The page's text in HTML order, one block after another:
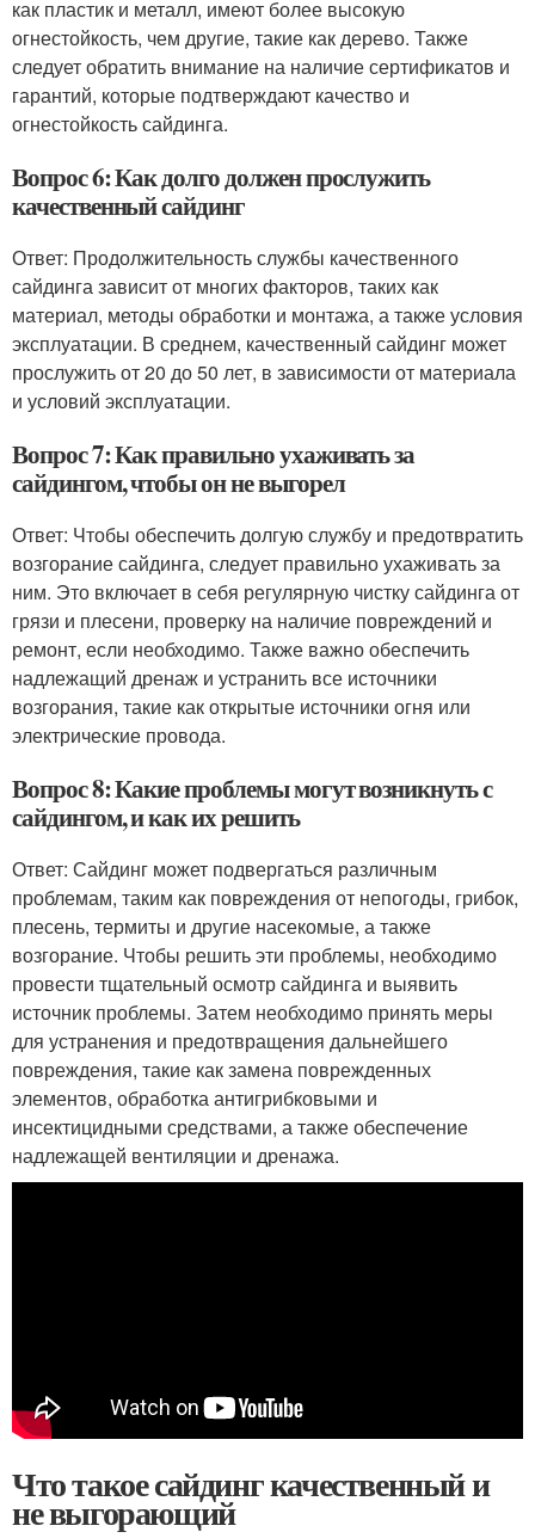
как пластик и металл, имеют более высокую
огнестойкость, чем другие, такие как дерево. Также
следует обратить внимание на наличие сертификатов и
гарантий, которые подтверждают качество и
огнестойкость сайдинга.
Вопрос 6: Как долго должен прослужить
качественный сайдинг
Ответ: Продолжительность службы качественного
сайдинга зависит от многих факторов, таких как
материал, методы обработки и монтажа, а также условия
эксплуатации. В среднем, качественный сайдинг может
прослужить от 20 до 50 лет, в зависимости от материала
и условий эксплуатации.
Вопрос 7: Как правильно ухаживать за
сайдингом, чтобы он не выгорел
Ответ: Чтобы обеспечить долгую службу и предотвратить
возгорание сайдинга, следует правильно ухаживать за
ним. Это включает в себя регулярную чистку сайдинга от
грязи и плесени, проверку на наличие повреждений и
ремонт, если необходимо. Также важно обеспечить
надлежащий дренаж и устранить все источники
возгорания, такие как открытые источники огня или
электрические провода.
Вопрос 8: Какие проблемы могут возникнуть с
сайдингом, и как их решить
Ответ: Сайдинг может подвергаться различным
проблемам, таким как повреждения от непогоды, грибок,
плесень, термиты и другие насекомые, а также
возгорание. Чтобы решить эти проблемы, необходимо
провести тщательный осмотр сайдинга и выявить
источник проблемы. Затем необходимо принять меры
для устранения и предотвращения дальнейшего
повреждения, такие как замена поврежденных
элементов, обработка антигрибковыми и
инсектицидными средствами, а также обеспечение
надлежащей вентиляции и дренажа.
Что такое сайдинг качественный и
не выгорающий